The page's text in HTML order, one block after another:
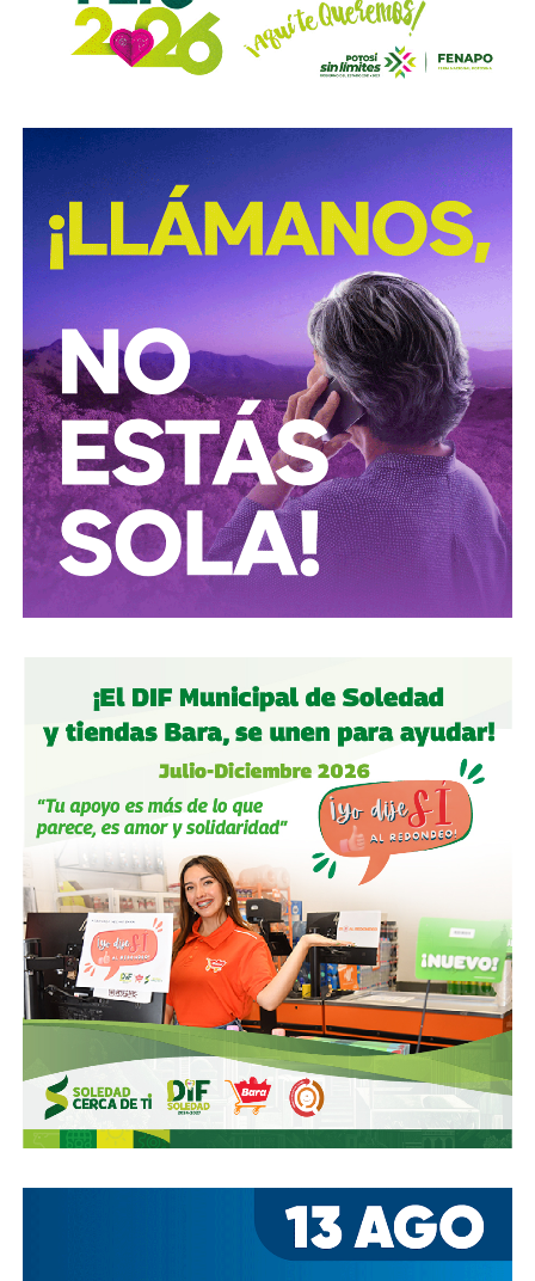
opacas, mal colocadas o tapadas por árboles
compartieron videos, que criticaron al
conductores hacia peatones
(como si eso no fuera pan
de cada día), ¿por qué no acompañaron sus post con un
“circule con cuidado”, “cumpla con lo establecido”,
“respete al peatón”?
A mis colegas de los medios: falta para el 2027, no
empecemos desde ya a
querer caerle mejor al que
todavía no saben si va a seguir en el poder, hagamos
periodismo útil, no crítica en busca de likes.
Conductores:respeten al peatón.Peatones:no usen el
móvil mientras cruzan las calles, ni intenten ganarle al
semáforo.Ciclistas:
hay solo 3 ciclovías, pero usémoslas
correctamente.
Autoridades:hagan su trabajo, pero háganlo bien, y no
descuiden lo que hicieron antes por centrarse solo en
obras nuevas.
personas se sientan más seguras entrando a un parque
bajo su cuidado, para evitar accidentes en una calle, de una
ciudad que también es parte del estado.
Gobierno municipal:no se apresuren por hacer cosas
solo de cara a la contienda electoral, échenle ganas y
háganlas bien, respeten los tiempos, informen
oportunamente a los usuarios de las vialidades.
Ya aprovechando, revisen las señales de tránsito de la
zona, que necesitan mantenimiento, y luego dense una
vuelta por la ciudad:
hay banquetas que son
estacionamientos, hay ciclovías intransitables, hay
peatones en riesgoporque los conductores no siguen el
reglamento.
En pocas palabras,bajemos todos la velocidad… en
Arrancó la carrera, todos la van perdiendo |